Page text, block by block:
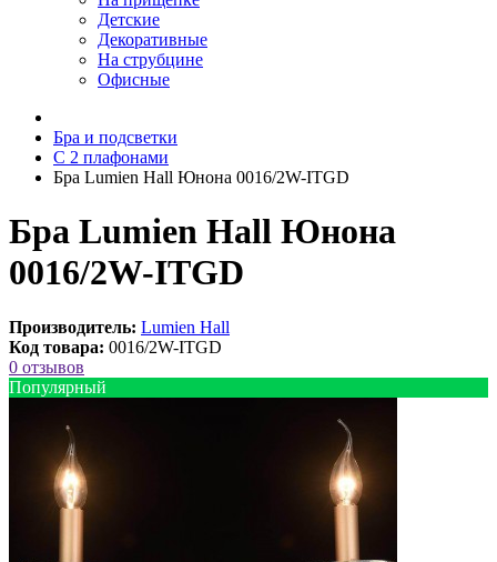
Детские
Декоративные
На струбцине
Офисные
Бра и подсветки
С 2 плафонами
Бра Lumien Hall Юнона 0016/2W-ITGD
Бра Lumien Hall Юнона
0016/2W-ITGD
Производитель: Lumien Hall
Код товара: 0016/2W-ITGD
0 отзывов
Популярный